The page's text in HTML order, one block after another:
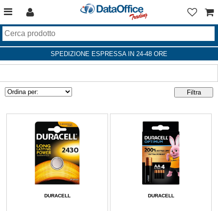
SPEDIZIONE ESPRESSA IN 24-48 ORE
DURACELL DURACELL